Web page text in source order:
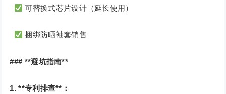
可替换式芯片设计（延长使用）
捆绑防晒袖套销售
### **避坑指南**
1. **专利排查**：